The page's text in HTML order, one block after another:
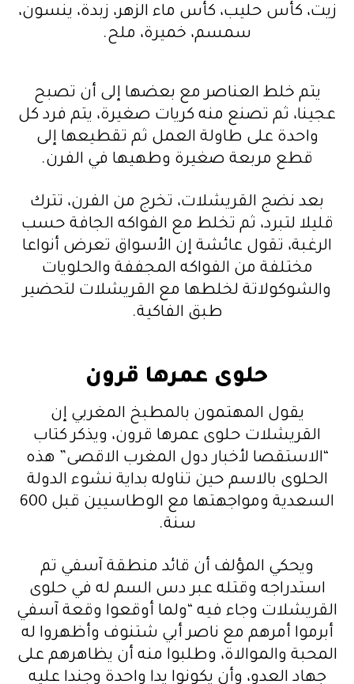
زيت، كأس حليب، كأس ماء الزهر، زبدة، ينسون،
سمسم، خميرة، ملح.
يتم خلط العناصر مع بعضها إلى أن تصبح
عجينا، ثم تصنع منه كريات صغيرة، يتم فرد كل
واحدة على طاولة العمل ثم تقطيعها إلى
قطع مربعة صغيرة وطهيها في الفرن.
بعد نضج القريشلات، تخرج من الفرن، تترك
قليلا لتبرد، ثم تخلط مع الفواكه الجافة حسب
الرغبة، تقول عائشة إن الأسواق تعرض أنواعا
مختلفة من الفواكه المجففة والحلويات
والشوكولاتة لخلطها مع القريشلات لتحضير
طبق الفاكية.
حلوى عمرها قرون
يقول المهتمون بالمطبخ المغربي إن
القريشلات حلوى عمرها قرون، ويذكر كتاب
“الاستقصا لأخبار دول المغرب الاقصى” هذه
الحلوى بالاسم حين تناوله بداية نشوء الدولة
السعدية ومواجهتها مع الوطاسيين قبل 600
سنة.
ويحكي المؤلف أن قائد منطقة آسفي تم
استدراجه وقتله عبر دس السم له في حلوى
القريشلات وجاء فيه “ولما أوقعوا وقعة آسفي
أبرموا أمرهم مع ناصر أبي شتنوف وأظهروا له
المحبة والموالاة، وطلبوا منه أن يظاهرهم على
جهاد العدو، وأن يكونوا يدا واحدة وجندا عليه